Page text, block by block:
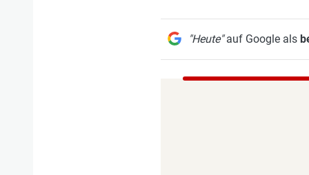
"Heute"auf Google als